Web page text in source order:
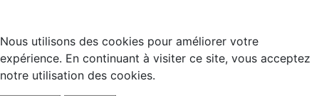
Nous utilisons des cookies pour améliorer votre
expérience. En continuant à visiter ce site, vous acceptez
notre utilisation des cookies.